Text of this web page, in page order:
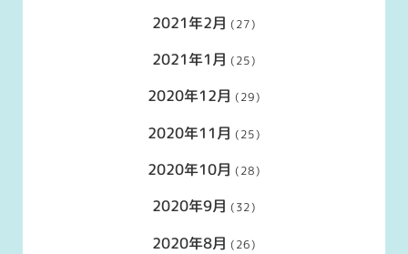
2021年2月 (27)
2021年1月 (25)
2020年12月 (29)
2020年11月 (25)
2020年10月 (28)
2020年9月 (32)
2020年8月 (26)